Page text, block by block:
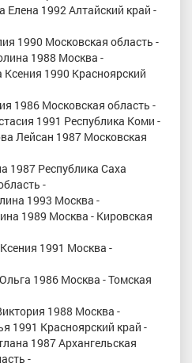
Елена 1992 Алтайский край -
1990 Московская область -
1988 Москва -
1990 Красноярский
1986 Московская область -
1991 Республика Коми -
Лейсан 1987 Московская
1987 Республика Саха
-
1993 Москва -
1989 Москва - Кировская
1991 Москва -
1986 Москва - Томская
1988 Москва -
1991 Красноярский край -
1987 Архангельская
-